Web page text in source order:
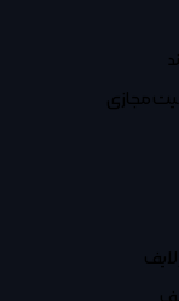
مجازی